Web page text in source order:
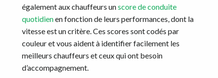
également aux chauffeurs unscore de conduite
quotidienen fonction de leurs performances, dont la
vitesse est un critère. Ces scores sont codés par
couleur et vous aident à identifier facilement les
meilleurs chauffeurs et ceux qui ont besoin
d’accompagnement.